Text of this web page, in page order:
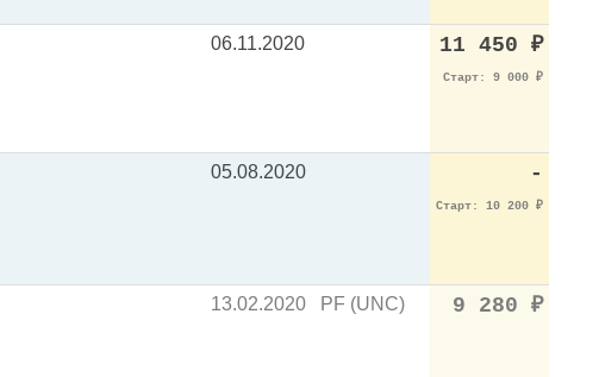
06.11.2020 11 450 ₽
Старт: 9 000 ₽
05.08.2020 -
Старт: 10 200 ₽
13.02.2020 PF (UNC) 9 280 ₽